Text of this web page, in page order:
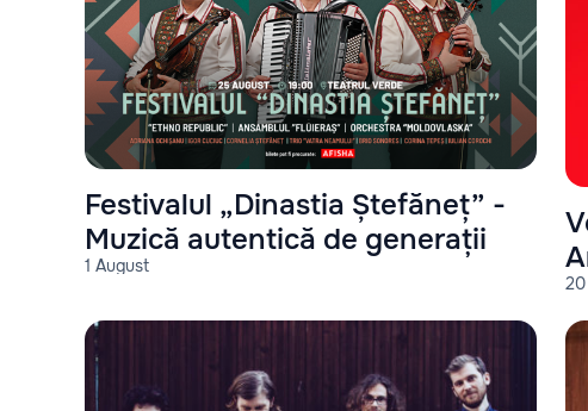
1 August
Festivalul „Dinastia Ștefăneț” -
Muzică autentică de generații